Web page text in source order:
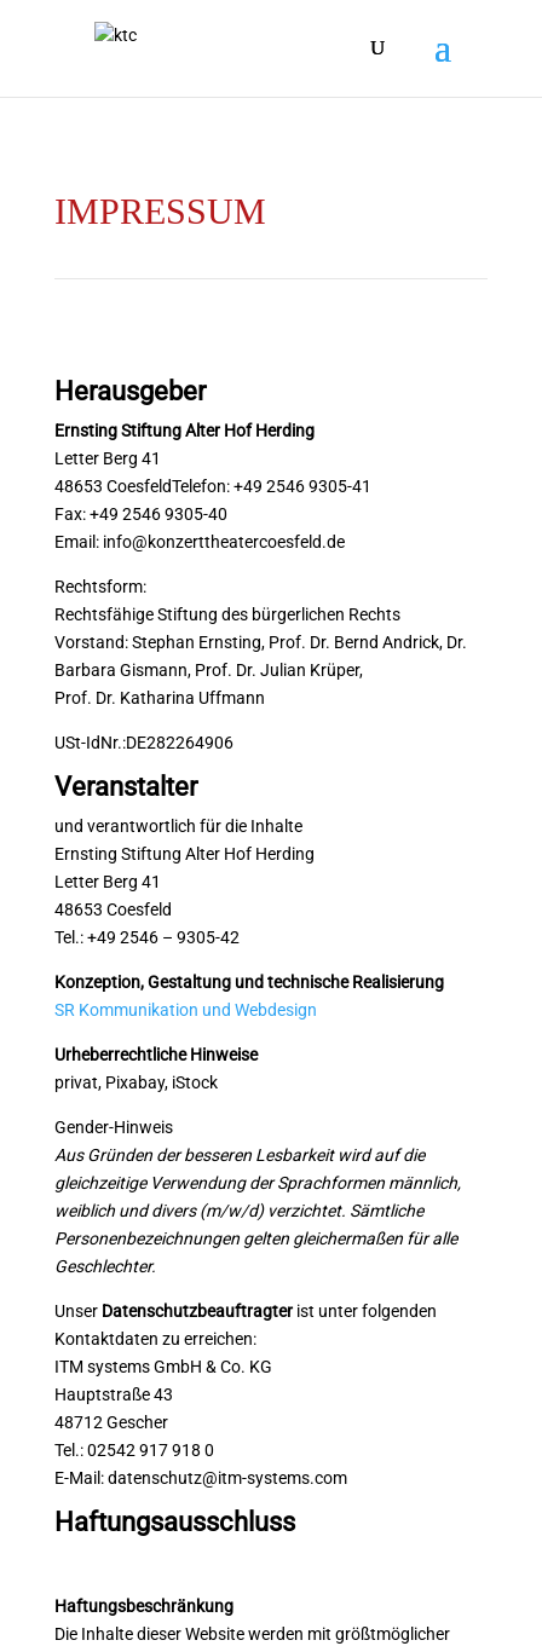
IMPRESSUM
Herausgeber
Ernsting Stiftung Alter Hof Herding
Letter Berg 41
48653 CoesfeldTelefon: +49 2546 9305-41
Fax: +49 2546 9305-40
Email: info@konzerttheatercoesfeld.de
Rechtsform:
Rechtsfähige Stiftung des bürgerlichen Rechts
Vorstand: Stephan Ernsting, Prof. Dr. Bernd Andrick, Dr.
Barbara Gismann, Prof. Dr. Julian Krüper,
Prof. Dr. Katharina Uffmann
USt-IdNr.:DE282264906
Veranstalter
und verantwortlich für die Inhalte
Ernsting Stiftung Alter Hof Herding
Letter Berg 41
48653 Coesfeld
Tel.: +49 2546 – 9305-42
Konzeption, Gestaltung und technische Realisierung
SR Kommunikation und Webdesign
Urheberrechtliche Hinweise
privat, Pixabay, iStock
Gender-Hinweis
Aus Gründen der besseren Lesbarkeit wird auf die
gleichzeitige Verwendung der Sprachformen männlich,
weiblich und divers (m/w/d) verzichtet. Sämtliche
Personenbezeichnungen gelten gleichermaßen für alle
Geschlechter.
Unser Datenschutzbeauftragterist unter folgenden
Kontaktdaten zu erreichen:
ITM systems GmbH & Co. KG
Hauptstraße 43
48712 Gescher
Tel.: 02542 917 918 0
E-Mail: datenschutz@itm-systems.com
Haftungsausschluss
Haftungsbeschränkung
Die Inhalte dieser Website werden mit größtmöglicher